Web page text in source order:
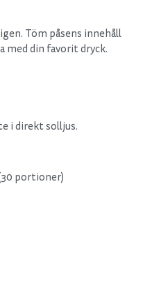
Töm påsens innehåll
med din favorit dryck.
i direkt solljus.
portioner)